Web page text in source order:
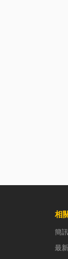
相
簡
最